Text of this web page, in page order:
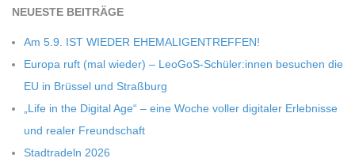
-
S
C
NEU­ESTE BEITRÄGE
Am 5.9. IST WIEDER EHEMALIGENTREFFEN!
Europa ruft (mal wie­der) – LeoGoS-Schüler:innen besu­chen die
EU in Brüs­sel und Straßburg
„Life in the Digi­tal Age“ – eine Woche vol­ler digi­ta­ler Erleb­nisse
und rea­ler Freundschaft
Stadt­ra­deln 2026